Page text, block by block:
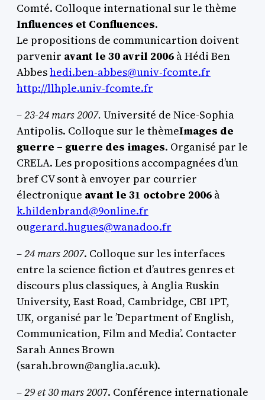
Comté. Colloque international sur le thème
Influences et Confluences.
Le propositions de communicartion doivent
parvenir avant le 30 avril 2006 à Hédi Ben
Abbeshedi.ben-abbes@univ-fcomte.fr
http://llhple.univ-fcomte.fr
– 23-24 mars 2007. Université de Nice-Sophia
Antipolis. Colloque sur le thèmeImages de
guerre – guerre des images. Organisé par le
CRELA. Les propositions accompagnées d’un
bref CV sont à envoyer par courrier
électronique avant le 31 octobre 2006 à
k.hildenbrand@9online.fr
ougerard.hugues@wanadoo.fr
– 24 mars 2007. Colloque sur les interfaces
entre la science fiction et d’autres genres et
discours plus classiques, à Anglia Ruskin
University, East Road, Cambridge, CBI 1PT,
UK, organisé par le ’Department of English,
Communication, Film and Media’. Contacter
Sarah Annes Brown
(sarah.brown@anglia.ac.uk).
– 29 et 30 mars 2007. Conférence internationale